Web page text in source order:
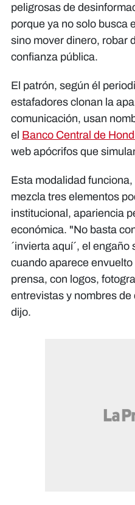
peligrosas de
porque ya no solo busca
sino mover dinero, robar
confianza pública.
El patrón, según él
estafadores clonan la
comunicación, usan
el Banco Central de
web apócrifos que
Esta modalidad
mezcla tres elementos
institucional, apariencia
económica. "No basta
´invierta aquí´, el
cuando aparece
prensa, con logos,
entrevistas y nombres
dijo.